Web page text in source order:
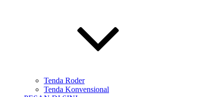
Tenda Roder
Tenda Konvensional